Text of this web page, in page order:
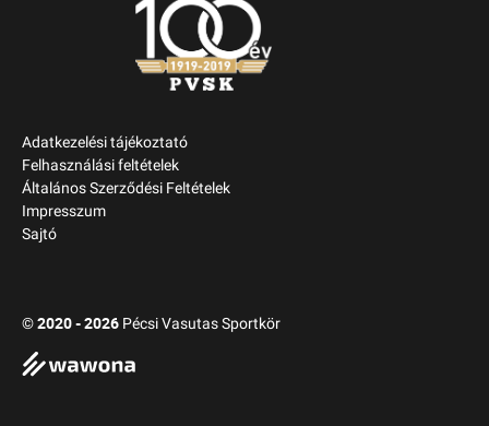
Adatkezelési tájékoztató
Felhasználási feltételek
Általános Szerződési Feltételek
Impresszum
Sajtó
©2020 - 2026 Pécsi Vasutas Sportkör